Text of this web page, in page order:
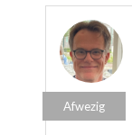
Afwezig